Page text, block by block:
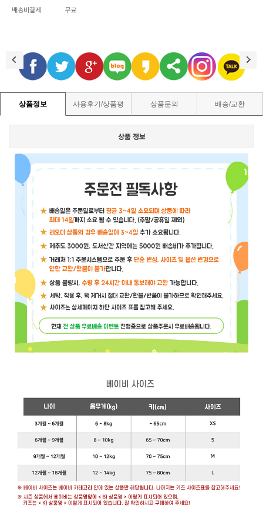
배송비결제
무료
상품정보 사용후기/상품평 상품문의 배송/교환
상품 정보